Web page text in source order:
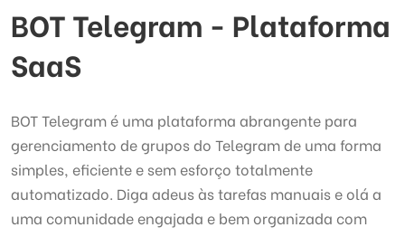
BOT Telegram - Plataforma
SaaS
BOT Telegram é uma plataforma abrangente para
gerenciamento de grupos do Telegram de uma forma
simples, eficiente e sem esforço totalmente
automatizado. Diga adeus às tarefas manuais e olá a
uma comunidade engajada e bem organizada com